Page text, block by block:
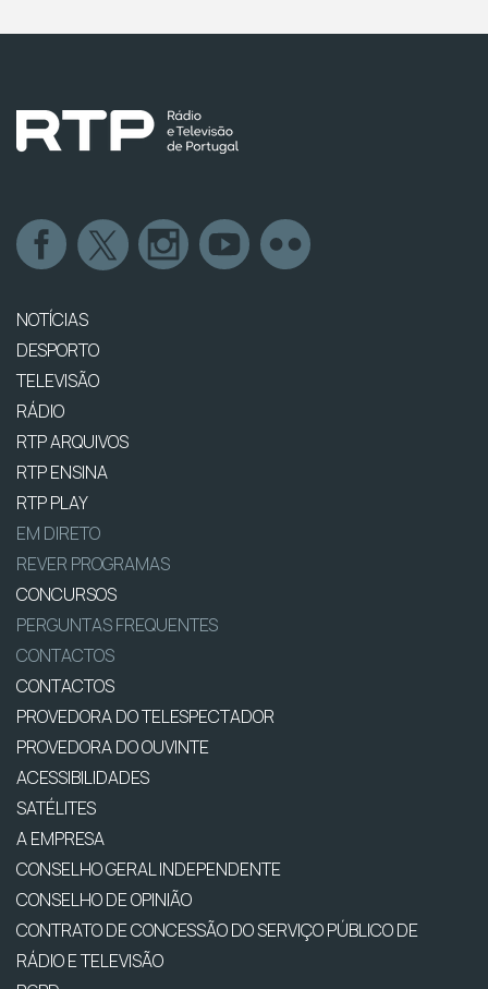
NOTÍCIAS
DESPORTO
TELEVISÃO
RÁDIO
RTP ARQUIVOS
RTP ENSINA
RTP PLAY
EM DIRETO
REVER PROGRAMAS
CONCURSOS
PERGUNTAS FREQUENTES
CONTACTOS
CONTACTOS
PROVEDORA DO TELESPECTADOR
PROVEDORA DO OUVINTE
ACESSIBILIDADES
SATÉLITES
A EMPRESA
CONSELHO GERAL INDEPENDENTE
CONSELHO DE OPINIÃO
CONTRATO DE CONCESSÃO DO SERVIÇO PÚBLICO DE
RÁDIO E TELEVISÃO